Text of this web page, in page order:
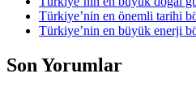
Türkiye’nin en önemli tarihi
Türkiye’nin en büyük enerji
Son Yorumlar